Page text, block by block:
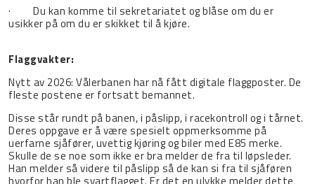
· Du kan komme til sekretariatet og blåse om du er
usikker på om du er skikket til å kjøre.
Flaggvakter:
Nytt av 2026: Vålerbanen har nå fått digitale flaggposter. De
fleste postene er fortsatt bemannet.
Disse står rundt på banen, i påslipp, i racekontroll og i tårnet.
Deres oppgave er å være spesielt oppmerksomme på
uerfarne sjåfører, uvettig kjøring og biler med E85 merke.
Skulle de se noe som ikke er bra melder de fra til løpsleder.
Han melder så videre til påslipp så de kan si fra til sjåføren